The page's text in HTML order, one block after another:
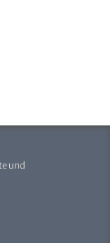
und